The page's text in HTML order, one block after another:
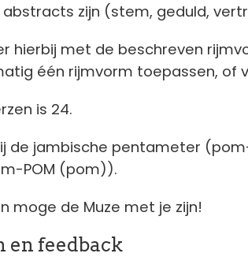
zijn (stem, geduld,
hierbij met de beschreven
één rijmvorm toepassen, of
is 24.
de jambische pentameter
POM (pom)).
moge de Muze met je zijn!
en feedback